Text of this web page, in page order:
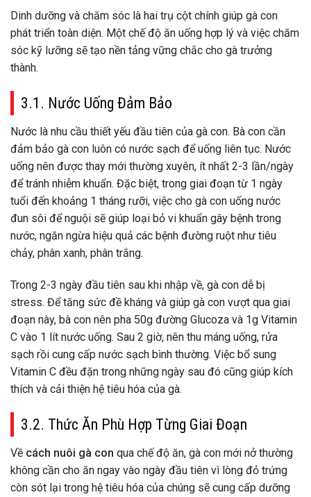
Dinh dưỡng và chăm sóc là hai trụ cột chính giúp gà con
phát triển toàn diện. Một chế độ ăn uống hợp lý và việc chăm
sóc kỹ lưỡng sẽ tạo nền tảng vững chắc cho gà trưởng
thành.
3.1. Nước Uống Đảm Bảo
Nước là nhu cầu thiết yếu đầu tiên của gà con. Bà con cần
đảm bảo gà con luôn có nước sạch để uống liên tục. Nước
uống nên được thay mới thường xuyên, ít nhất 2-3 lần/ngày
để tránh nhiễm khuẩn. Đặc biệt, trong giai đoạn từ 1 ngày
tuổi đến khoảng 1 tháng rưỡi, việc cho gà con uống nước
đun sôi để nguội sẽ giúp loại bỏ vi khuẩn gây bệnh trong
nước, ngăn ngừa hiệu quả các bệnh đường ruột như tiêu
chảy, phân xanh, phân trắng.
Trong 2-3 ngày đầu tiên sau khi nhập về, gà con dễ bị
stress. Để tăng sức đề kháng và giúp gà con vượt qua giai
đoạn này, bà con nên pha 50g đường Glucoza và 1g Vitamin
C vào 1 lít nước uống. Sau 2 giờ, nên thu máng uống, rửa
sạch rồi cung cấp nước sạch bình thường. Việc bổ sung
Vitamin C đều đặn trong những ngày sau đó cũng giúp kích
thích và cải thiện hệ tiêu hóa của gà.
3.2. Thức Ăn Phù Hợp Từng Giai Đoạn
Về cách nuôi gà con qua chế độ ăn, gà con mới nở thường
không cần cho ăn ngay vào ngày đầu tiên vì lòng đỏ trứng
còn sót lại trong hệ tiêu hóa của chúng sẽ cung cấp dưỡng